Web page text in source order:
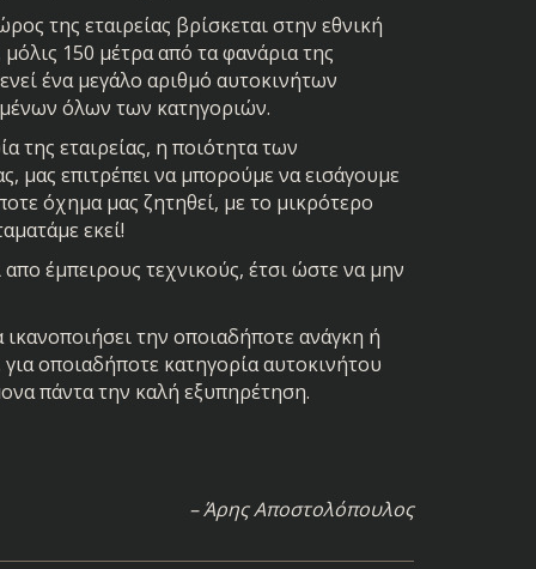
της εταιρείας βρίσκεται στην εθνική
150 μέτρα από τα φανάρια της
ένα μεγάλο αριθμό αυτοκινήτων
όλων των κατηγοριών.
της εταιρείας, η ποιότητα των
μας επιτρέπει να μπορούμε να εισάγουμε
όχημα μας ζητηθεί, με το μικρότερο
εκεί!
έμπειρους τεχνικούς, έτσι ώστε να μην
την οποιαδήποτε ανάγκη ή
οποιαδήποτε κατηγορία αυτοκινήτου
πάντα την καλή εξυπηρέτηση.
– Άρης Αποστολόπουλος